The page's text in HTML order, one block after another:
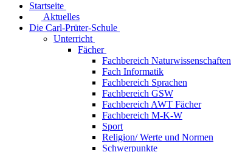
Startseite
Aktuelles
Die Carl-Prüter-Schule
Unterricht
Fächer
Fachbereich Naturwissenschaften
Fach Informatik
Fachbereich Sprachen
Fachbereich GSW
Fachbereich AWT Fächer
Fachbereich M-K-W
Sport
Religion/ Werte und Normen
Schwerpunkte